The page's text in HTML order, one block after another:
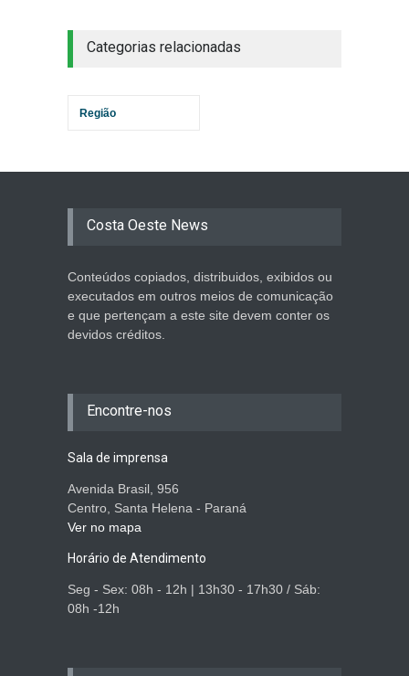
Categorias relacionadas
Região
Costa Oeste News
Conteúdos copiados, distribuidos, exibidos ou
executados em outros meios de comunicação
e que pertençam a este site devem conter os
devidos créditos.
Encontre-nos
Sala de imprensa
Avenida Brasil, 956
Centro, Santa Helena - Paraná
Ver no mapa
Horário de Atendimento
Seg - Sex: 08h - 12h | 13h30 - 17h30 / Sáb:
08h -12h